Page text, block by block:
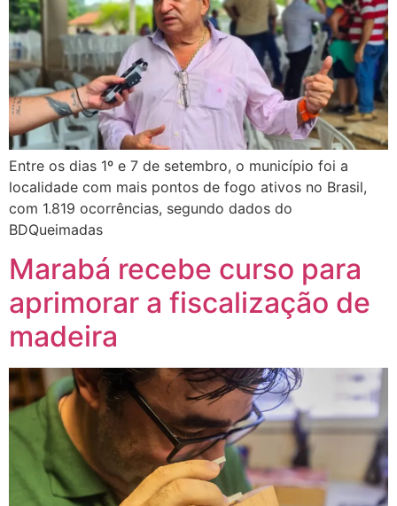
Entre os dias 1º e 7 de setembro, o município foi a
localidade com mais pontos de fogo ativos no Brasil,
com 1.819 ocorrências, segundo dados do
BDQueimadas
Marabá recebe curso para
aprimorar a fiscalização de
madeira